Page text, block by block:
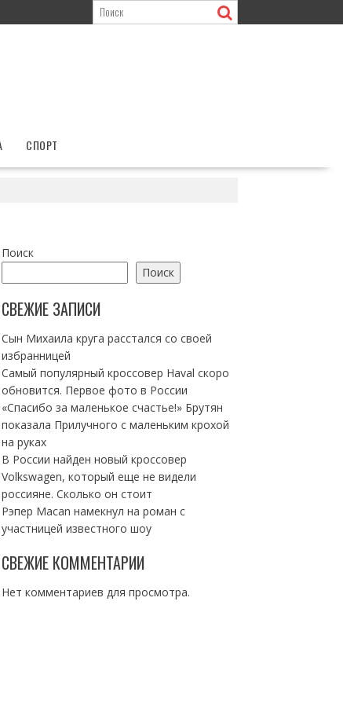
СПОРТ
Поиск
Поиск
СВЕЖИЕ ЗАПИСИ
Сын Михаила круга расстался со своей
избранницей
Самый популярный кроссовер Haval скоро
обновится. Первое фото в России
«Спасибо за маленькое счастье!» Брутян
показала Прилучного с маленьким крохой
на руках
В России найден новый кроссовер
Volkswagen, который еще не видели
россияне. Сколько он стоит
Рэпер Macan намекнул на роман с
участницей известного шоу
СВЕЖИЕ КОММЕНТАРИИ
Нет комментариев для просмотра.